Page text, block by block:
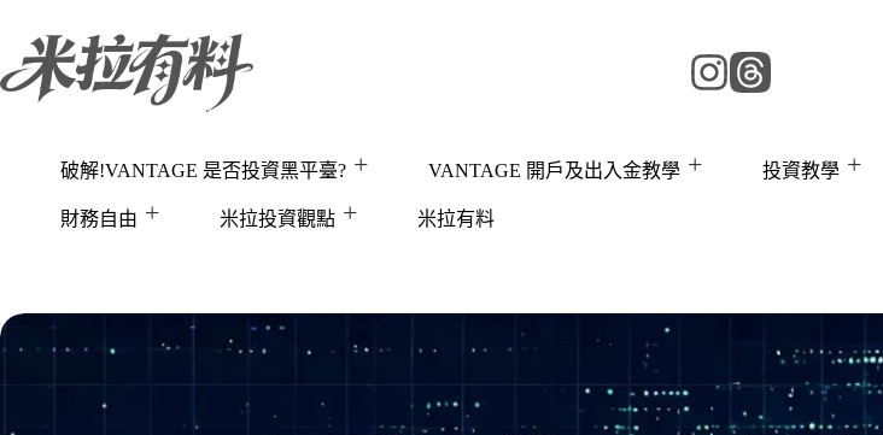
主
破解!VANTAGE 是否投資黑平臺? VANTAGE 開戶及出入金教學 投資教學
財務自由 米拉投資觀點 米拉有料